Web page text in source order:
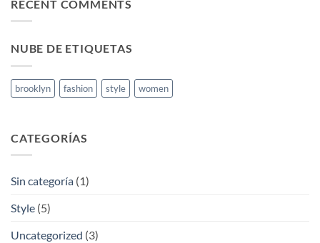
RECENT COMMENTS
NUBE DE ETIQUETAS
brooklyn fashion style women
CATEGORÍAS
Sin categoría (1)
Style (5)
Uncategorized (3)